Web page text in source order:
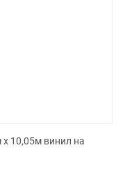
10,05м винил на